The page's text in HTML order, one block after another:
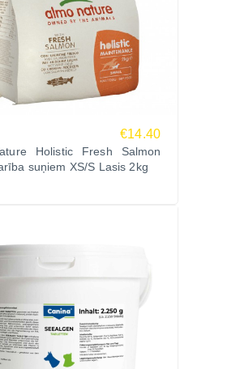
€14.40
Holistic Fresh Salmon
suņiem XS/S Lasis 2kg